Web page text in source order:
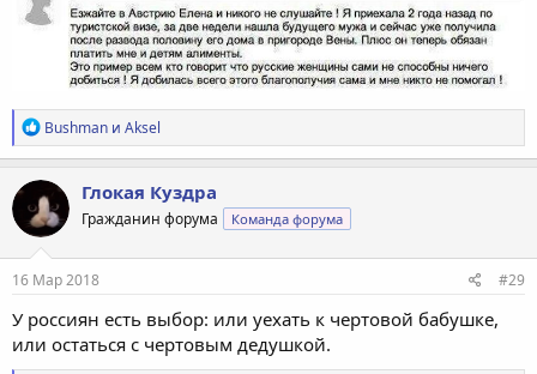
Р
е
а
к
ц
и
и
:
Bushman и Aksel
Глокая Куздра
Гражданин форума Команда форума
16 Мар 2018 #29
У россиян есть выбор: или уехать к чертовой бабушке,
или остаться с чертовым дедушкой.